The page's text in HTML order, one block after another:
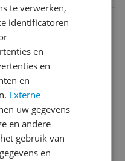
te verwerken,
identificatoren
en
en
en
Externe
uw gegevens
en andere
gebruik van
en